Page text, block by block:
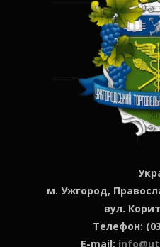
м. Ужгород,
вул.
Телефон:
E-mail: